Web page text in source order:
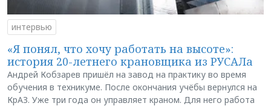
интервью
«Я понял, что хочу работать на высоте»:
история 20-летнего крановщика из РУСАЛа
Андрей Кобзарев пришёл на завод на практику во время
обучения в техникуме. После окончания учёбы вернулся на
КрАЗ. Уже три года он управляет краном. Для него работа